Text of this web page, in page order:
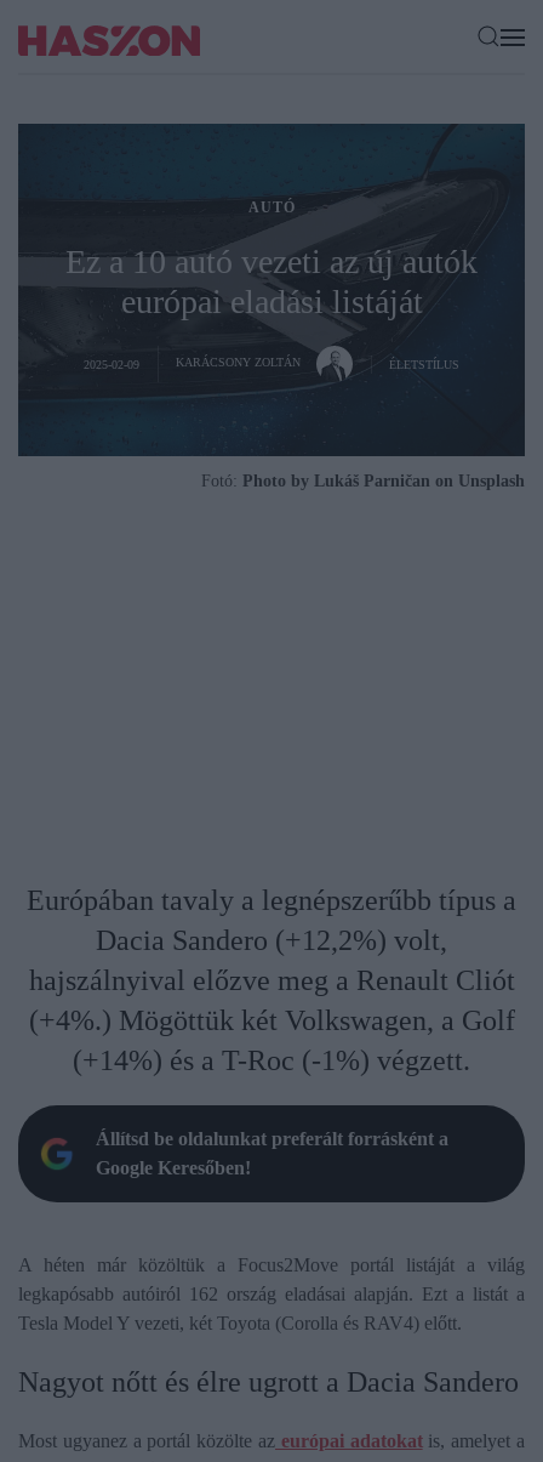
AUTÓ
Ez a 10 autó vezeti az új autók
európai eladási listáját
2025-02-09 KARÁCSONY ZOLTÁN ÉLETSTÍLUS
Fotó: Photo by Lukáš Parničan on Unsplash
Európában tavaly a legnépszerűbb típus a
Dacia Sandero (+12,2%) volt,
hajszálnyival előzve meg a Renault Cliót
(+4%.) Mögöttük két Volkswagen, a Golf
(+14%) és a T-Roc (-1%) végzett.
Állítsd be oldalunkat preferált forrásként a
Google Keresőben!
A héten már közöltük a Focus2Move portál listáját a világ
legkapósabb autóiról 162 ország eladásai alapján. Ezt a listát a
Tesla Model Y vezeti, két Toyota (Corolla és RAV4) előtt.
Nagyot nőtt és élre ugrott a Dacia Sandero
Most ugyanez a portál közölte az európai adatokatis, amelyet a